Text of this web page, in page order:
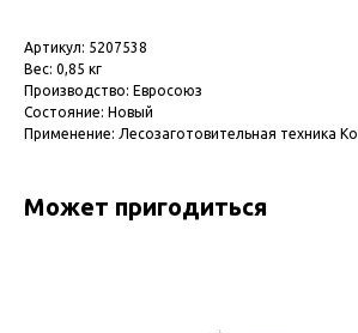
Артикул: 5207538
Вес: 0,85 кг
Производство: Евросоюз
Состояние: Новый
Применение: Лесозаготовительная техника
Может пригодиться